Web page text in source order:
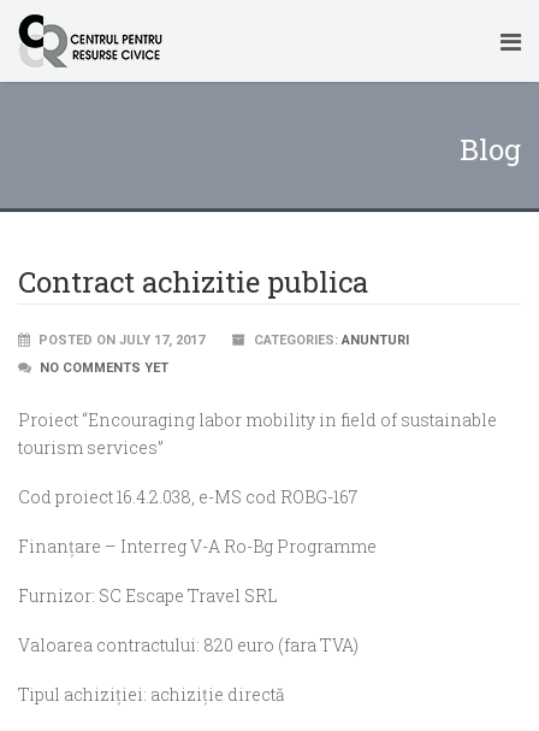
Blog
Contract achizitie publica
POSTED ON JULY 17, 2017 CATEGORIES:ANUNTURI
NO COMMENTS YET
Proiect “Encouraging labor mobility in field of sustainable
tourism services”
Cod proiect 16.4.2.038, e-MS cod ROBG-167
Finanțare – Interreg V-A Ro-Bg Programme
Furnizor: SC Escape Travel SRL
Valoarea contractului: 820 euro (fara TVA)
Tipul achiziției: achiziție directă